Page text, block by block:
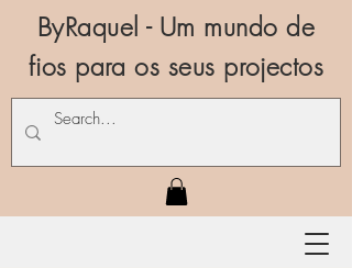
ByRaquel - Um mundo de
fios para os seus projectos